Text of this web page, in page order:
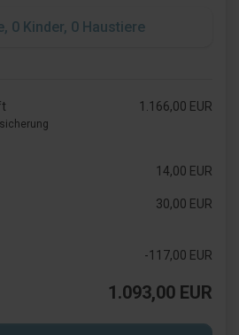
1.166,00 EUR
14,00 EUR
30,00 EUR
-117,00 EUR
1.093,00 EUR